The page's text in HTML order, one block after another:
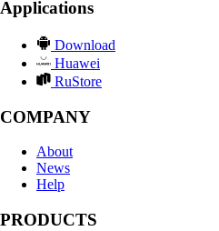
Applications
Download
Huawei
RuStore
COMPANY
About
News
Help
PRODUCTS